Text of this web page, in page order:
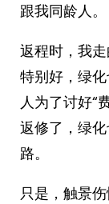
跟我同龄人。
返程时，我
特别好，绿
人为了讨好“
返修了，绿
路。
只是，触景伤